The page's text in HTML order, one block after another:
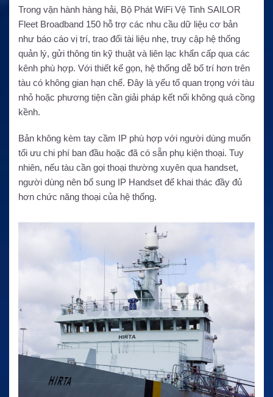
Trong vận hành hàng hải, Bộ Phát WiFi Vệ Tinh SAILOR
Fleet Broadband 150 hỗ trợ các nhu cầu dữ liệu cơ bản
như báo cáo vị trí, trao đổi tài liệu nhẹ, truy cập hệ thống
quản lý, gửi thông tin kỹ thuật và liên lạc khẩn cấp qua các
kênh phù hợp. Với thiết kế gọn, hệ thống dễ bố trí hơn trên
tàu có không gian hạn chế. Đây là yếu tố quan trọng với tàu
nhỏ hoặc phương tiện cần giải pháp kết nối không quá cồng
kềnh.
Bản không kèm tay cầm IP phù hợp với người dùng muốn
tối ưu chi phí ban đầu hoặc đã có sẵn phụ kiện thoại. Tuy
nhiên, nếu tàu cần gọi thoại thường xuyên qua handset,
người dùng nên bổ sung IP Handset để khai thác đầy đủ
hơn chức năng thoại của hệ thống.